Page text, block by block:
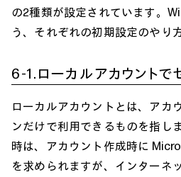
の2種類が設定されています。
う、それぞれの初期設定のやり
6-1.ローカルアカウントで
ローカルアカウントとは、アカ
ンだけで利用できるものを指し
時は、アカウント作成時に
を求められますが、インターネ